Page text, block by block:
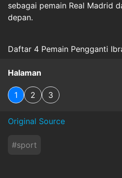
sebagai pemain Real Madrid
depan.
Daftar 4 Pemain Pengganti
Halaman
1 2 3
Original Source
#sport